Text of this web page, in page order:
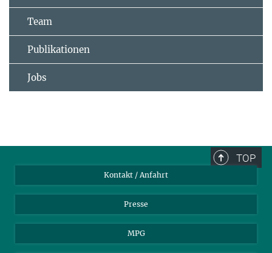
Team
Publikationen
Jobs
TOP
Kontakt / Anfahrt
Presse
MPG